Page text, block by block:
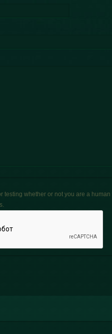
testing whether or not you are a